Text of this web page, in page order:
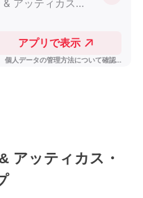
アッティカス・